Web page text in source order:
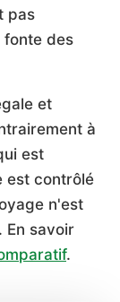
pas
fonte des
et
à
est
est contrôlé
n'est
En savoir
.